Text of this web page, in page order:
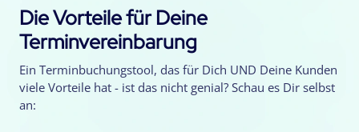
Die Vorteile für Deine
Terminvereinbarung
Ein Terminbuchungstool, das für Dich UND Deine Kunden
viele Vorteile hat - ist das nicht genial? Schau es Dir selbst
an: